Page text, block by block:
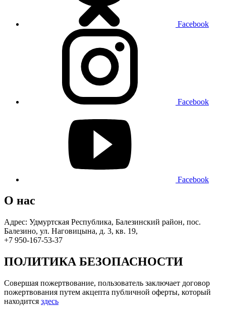
Facebook
Facebook
Facebook
О нас
Адрес: Удмуртская Республика, Балезинский район, пос.
Балезино, ул. Наговицына, д. 3, кв. 19,
+7 950-167-53-37
ПОЛИТИКА БЕЗОПАСНОСТИ
Совершая пожертвование, пользователь заключает договор
пожертвования путем акцепта публичной оферты, который
находится здесь